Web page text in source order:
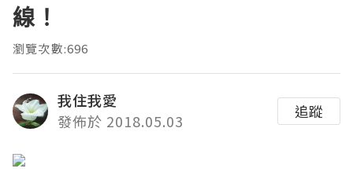
線！
瀏覽次數:696
我住我愛
發佈於 2018.05.03
追蹤